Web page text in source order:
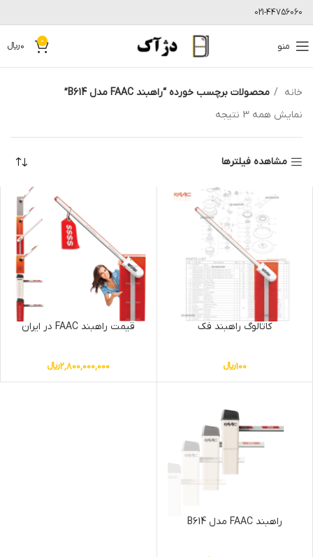
021-44756060
منو 0
0﷼
خانه
محصولات برچسب خورده “راهبند FAAC مدل B614”
نمایش همه 3 نتیجه
مشاهده فیلترها
کاتالوگ راهبند فک
100﷼
قیمت راهبند FAAC در ایران
2,800,000,000﷼
راهبند FAAC مدل B614